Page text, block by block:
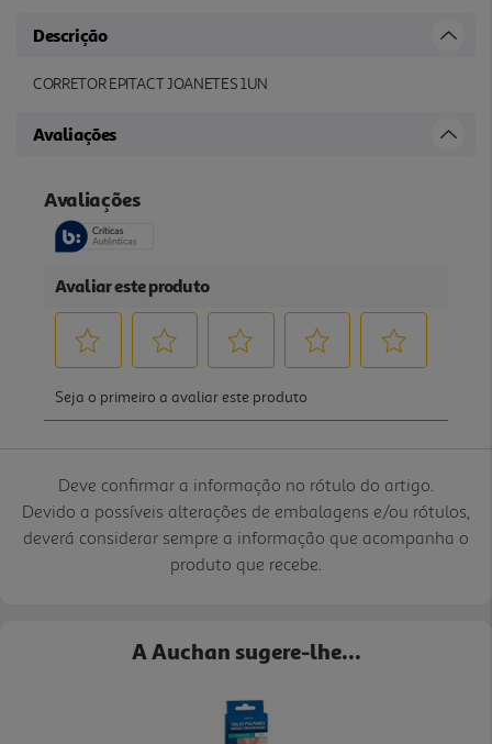
Descrição
CORRETOR EPITACT JOANETES 1UN
Avaliações
Deve confirmar a informação no rótulo do artigo.
Devido a possíveis alterações de embalagens e/ou rótulos,
deverá considerar sempre a informação que acompanha o
produto que recebe.
A Auchan sugere-lhe...